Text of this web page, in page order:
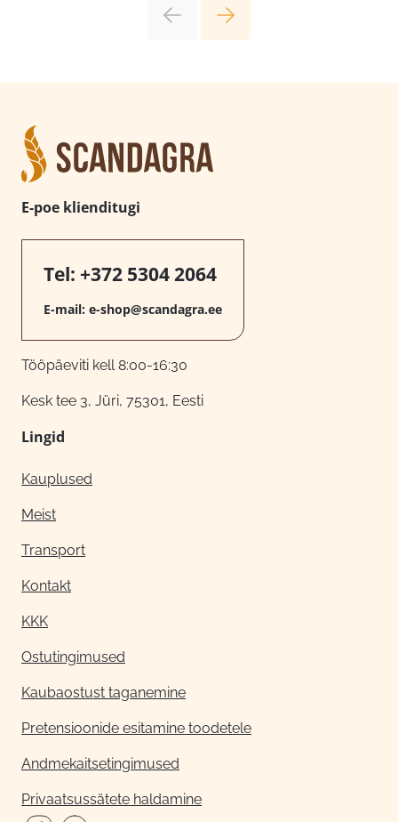
E-poe klienditugi
Tel: +372 5304 2064
E-mail: e-shop@scandagra.ee
Tööpäeviti kell 8:00-16:30
Kesk tee 3, Jüri, 75301, Eesti
Lingid
Kauplused
Meist
Transport
Kontakt
KKK
Ostutingimused
Kaubaostust taganemine
Pretensioonide esitamine toodetele
Andmekaitsetingimused
Privaatsussätete haldamine